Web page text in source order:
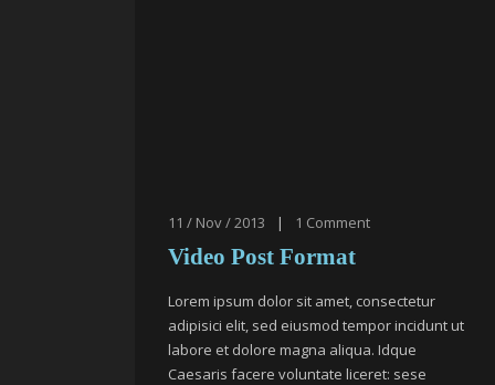
11 / Nov / 2013 | 1 Comment
Video Post Format
Lorem ipsum dolor sit amet, consectetur
adipisici elit, sed eiusmod tempor incidunt ut
labore et dolore magna aliqua. Idque
Caesaris facere voluntate liceret: sese